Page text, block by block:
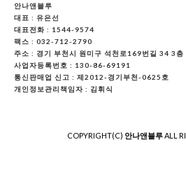
안나앤블루
대표 : 유은선
대표전화 : 1544-9574
팩스 : 032-712-2790
주소 : 경기 부천시 원미구 석천로169번길 34 3층
사업자등록번호 : 130-86-69191
통신판매업 신고 : 제2012-경기부천-0625호
개인정보관리책임자 : 김휘식
COPYRIGHT(C) 안나앤블루ALL